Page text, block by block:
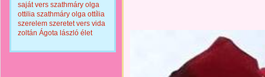
saját vers szathmáry olga
ottilia szathmáry olga ottília
szerelem szeretet vers vida
zoltán Ágota lászló élet